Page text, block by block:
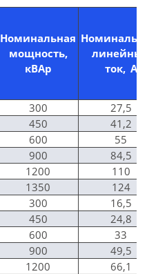
Номинальная
мощность,
кВАр
ток, А
300
27,5
450
41,2
600
55
900
84,5
1200
110
1350
124
300
16,5
450
24,8
600
33
900
49,5
1200
66,1